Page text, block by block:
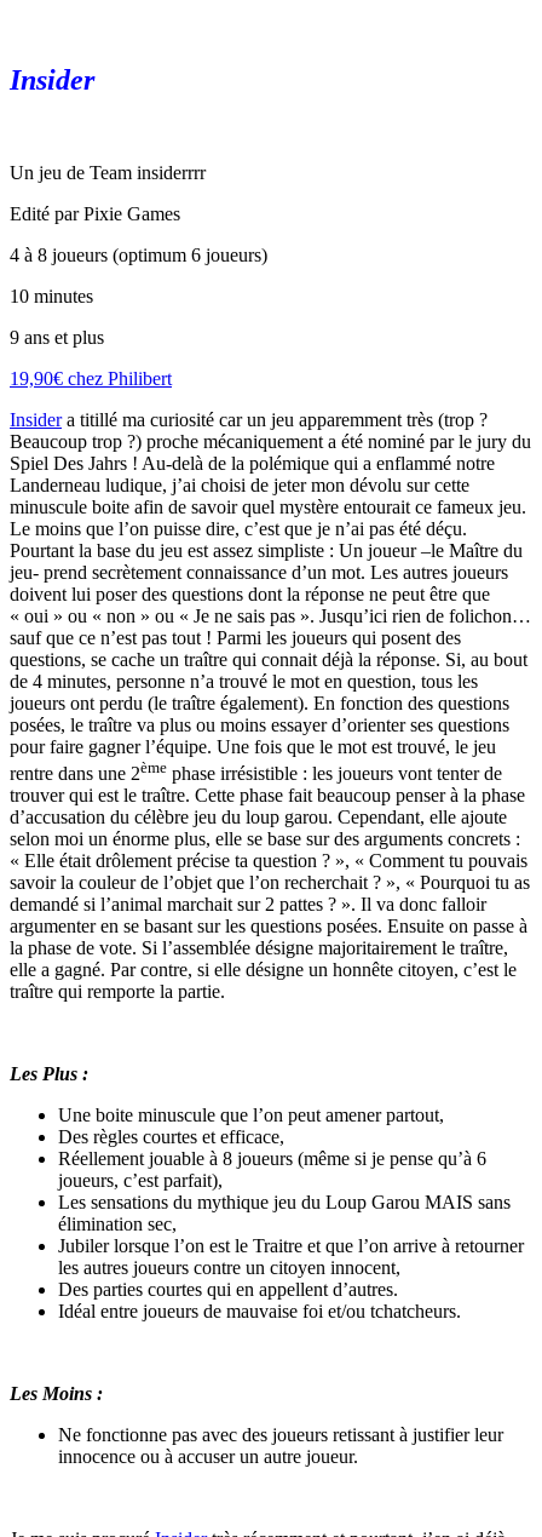
Insider
Un jeu de Team insiderrrr
Edité par Pixie Games
4 à 8 joueurs (optimum 6 joueurs)
10 minutes
9 ans et plus
19,90€ chez Philibert
Insidera titillé ma curiosité car un jeu apparemment très (trop ?
Beaucoup trop ?) proche mécaniquement a été nominé par le jury du
Spiel Des Jahrs ! Au-delà de la polémique qui a enflammé notre
Landerneau ludique, j’ai choisi de jeter mon dévolu sur cette
minuscule boite afin de savoir quel mystère entourait ce fameux jeu.
Le moins que l’on puisse dire, c’est que je n’ai pas été déçu.
Pourtant la base du jeu est assez simpliste : Un joueur –le Maître du
jeu- prend secrètement connaissance d’un mot. Les autres joueurs
doivent lui poser des questions dont la réponse ne peut être que
« oui » ou « non » ou « Je ne sais pas ». Jusqu’ici rien de folichon…
sauf que ce n’est pas tout ! Parmi les joueurs qui posent des
questions, se cache un traître qui connait déjà la réponse. Si, au bout
de 4 minutes, personne n’a trouvé le mot en question, tous les
joueurs ont perdu (le traître également). En fonction des questions
posées, le traître va plus ou moins essayer d’orienter ses questions
pour faire gagner l’équipe. Une fois que le mot est trouvé, le jeu
rentre dans une 2ème phase irrésistible : les joueurs vont tenter de
trouver qui est le traître. Cette phase fait beaucoup penser à la phase
d’accusation du célèbre jeu du loup garou. Cependant, elle ajoute
selon moi un énorme plus, elle se base sur des arguments concrets :
« Elle était drôlement précise ta question ? », « Comment tu pouvais
savoir la couleur de l’objet que l’on recherchait ? », « Pourquoi tu as
demandé si l’animal marchait sur 2 pattes ? ». Il va donc falloir
argumenter en se basant sur les questions posées. Ensuite on passe à
la phase de vote. Si l’assemblée désigne majoritairement le traître,
elle a gagné. Par contre, si elle désigne un honnête citoyen, c’est le
traître qui remporte la partie.
Les Plus :
Une boite minuscule que l’on peut amener partout,
Des règles courtes et efficace,
Réellement jouable à 8 joueurs (même si je pense qu’à 6
joueurs, c’est parfait),
Les sensations du mythique jeu du Loup Garou MAIS sans
élimination sec,
Jubiler lorsque l’on est le Traitre et que l’on arrive à retourner
les autres joueurs contre un citoyen innocent,
Des parties courtes qui en appellent d’autres.
Idéal entre joueurs de mauvaise foi et/ou tchatcheurs.
Les Moins :
Ne fonctionne pas avec des joueurs retissant à justifier leur
innocence ou à accuser un autre joueur.